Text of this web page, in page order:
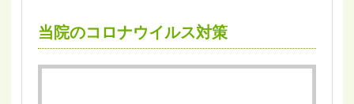
当院のコロナウイルス対策